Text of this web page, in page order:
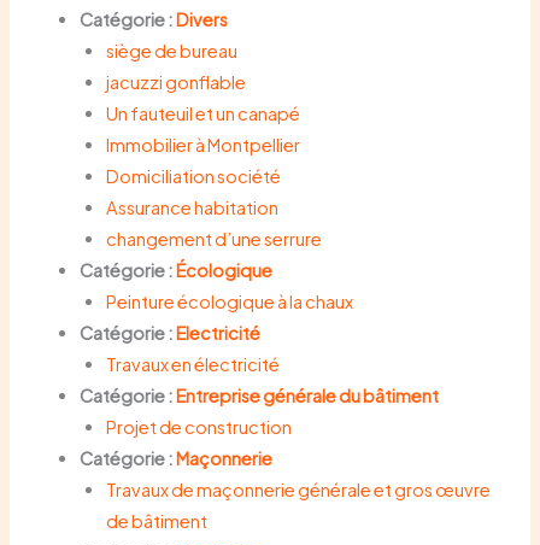
Catégorie :Divers
siège de bureau
jacuzzi gonflable
Un fauteuil et un canapé
Immobilier à Montpellier
Domiciliation société
Assurance habitation
changement d’une serrure
Catégorie :Écologique
Peinture écologique à la chaux
Catégorie :Electricité
Travaux en électricité
Catégorie :Entreprise générale du bâtiment
Projet de construction
Catégorie :Maçonnerie
Travaux de maçonnerie générale et gros œuvre
de bâtiment